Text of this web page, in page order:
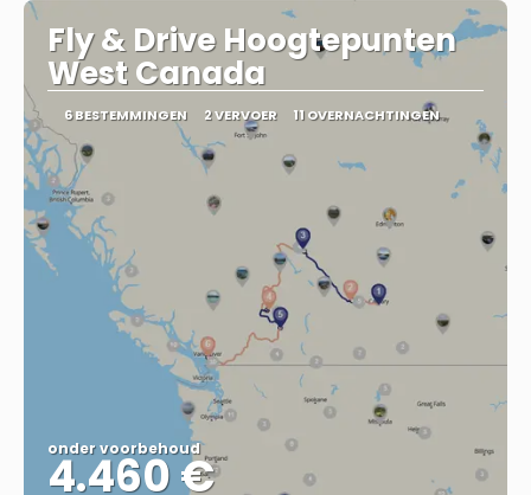
Fly & Drive Hoogtepunten
West Canada
6 BESTEMMINGEN 2 VERVOER 11 OVERNACHTINGEN
onder voorbehoud
4.460 €